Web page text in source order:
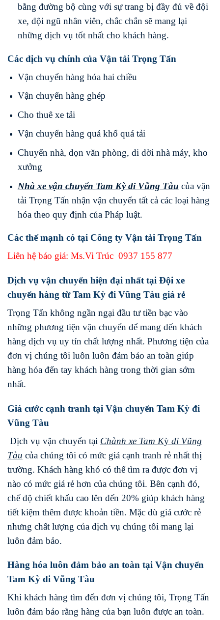
bằng đường bộ cùng với sự trang bị đầy đủ về đội
xe, đội ngũ nhân viên, chắc chắn sẽ mang lại
những dịch vụ tốt nhất cho khách hàng.
Các dịch vụ chính của Vận tải Trọng Tấn
Vận chuyển hàng hóa hai chiều
Vận chuyển hàng ghép
Cho thuê xe tải
Vận chuyển hàng quá khổ quá tải
Chuyển nhà, dọn văn phòng, di dời nhà máy, kho
xưởng
Nhà xe vận chuyển Tam Kỳđi Vũng Tàu của vận
tải Trọng Tấn nhận vận chuyển tất cả các loại hàng
hóa theo quy định của Pháp luật.
Các thế mạnh có tại Công ty Vận tải Trọng Tấn
Liên hệ báo giá: Ms.Vi Trúc 0937 155 877
Dịch vụ vận chuyển hiện đại nhất tại Đội xe
chuyển hàng từ Tam Kỳ đi Vũng Tàu giá rẻ
Trọng Tấn không ngần ngại đầu tư tiền bạc vào
những phương tiện vận chuyển để mang đến khách
hàng dịch vụ uy tín chất lượng nhất. Phương tiện của
đơn vị chúng tôi luôn luôn đảm bảo an toàn giúp
hàng hóa đến tay khách hàng trong thời gian sớm
nhất.
Giá cước cạnh tranh tại Vận chuyển Tam Kỳ đi
Vũng Tàu
Dịch vụ vận chuyển tại Chành xe Tam Kỳ đi Vũng
Tàu của chúng tôi có mức giá cạnh tranh rẻ nhất thị
trường. Khách hàng khó có thể tìm ra được đơn vị
nào có mức giá rẻ hơn của chúng tôi. Bên cạnh đó,
chế độ chiết khấu cao lên đến 20% giúp khách hàng
tiết kiệm thêm được khoản tiền. Mặc dù giá cước rẻ
nhưng chất lượng của dịch vụ chúng tôi mang lại
luôn đảm bảo.
Hàng hóa luôn đảm bảo an toàn tại Vận chuyển
Tam Kỳ đi Vũng Tàu
Khi khách hàng tìm đến đơn vị chúng tôi, Trọng Tấn
luôn đảm bảo rằng hàng của bạn luôn được an toàn.